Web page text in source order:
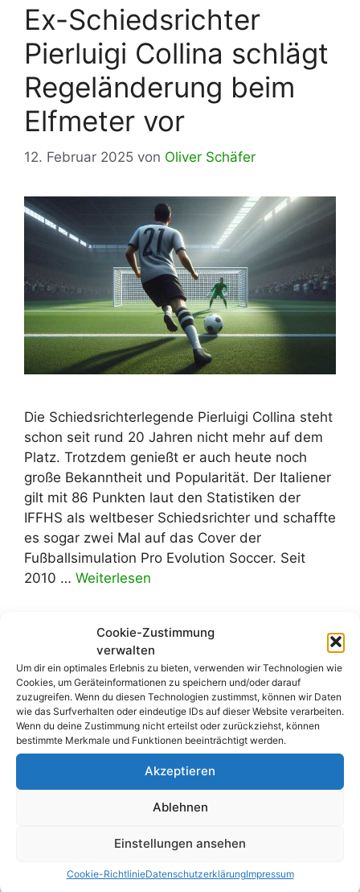
Cookie-Zustimmung
verwalten
Um dir ein optimales Erlebnis zu bieten, verwenden wir Technologien wie
Cookies, um Geräteinformationen zu speichern und/oder darauf
zuzugreifen. Wenn du diesen Technologien zustimmst, können wir Daten
wie das Surfverhalten oder eindeutige IDs auf dieser Website verarbeiten.
Wenn du deine Zustimmung nicht erteilst oder zurückziehst, können
bestimmte Merkmale und Funktionen beeinträchtigt werden.
Akzeptieren
Ablehnen
Einstellungen ansehen
Cookie-RichtlinieDatenschutzerklärungImpressum
Ex-Schiedsrichter
Pierluigi Collina schlägt
Regeländerung beim
Elfmeter vor
12. Februar 2025 von Oliver Schäfer
Die Schiedsrichterlegende Pierluigi Collina steht
schon seit rund 20 Jahren nicht mehr auf dem
Platz. Trotzdem genießt er auch heute noch
große Bekanntheit und Popularität. Der Italiener
gilt mit 86 Punkten laut den Statistiken der
IFFHS als weltbeser Schiedsrichter und schaffte
es sogar zwei Mal auf das Cover der
Fußballsimulation Pro Evolution Soccer. Seit
2010 … Weiterlesen
Kategorien
Allgemein,Blog
Schlagwörter
,Elfmeter,
Regeländerung,Schiedsrichter,Strafstoß
1 Kommentar
Wir haben umgebaut! Eine Liste mit all
unseren Tippspielen findest du ab sofort auf
über die Navigation.